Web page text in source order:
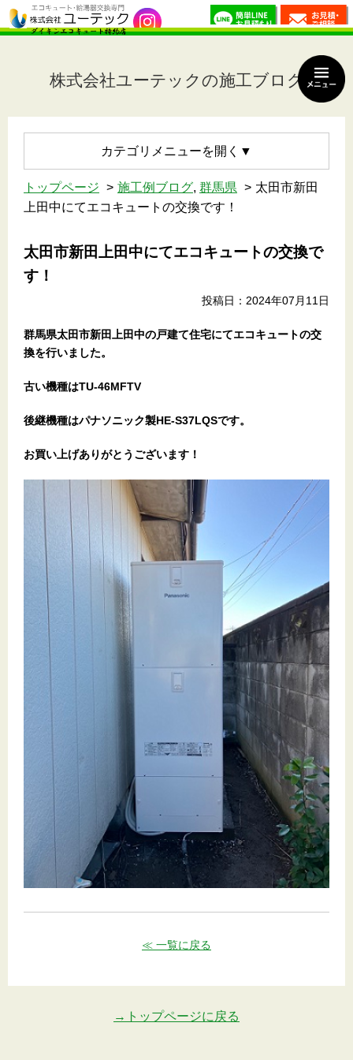
株式会社ユーテックの施工ブログ
カテゴリメニュー
トップページ 施工例ブログ, 群馬県
太田市新田
上田中にてエコキュートの交換です！
太田市新田上田中にてエコキュートの交換で
す！
投稿日：2024年07月11日
群馬県太田市新田上田中の戸建て住宅にてエコキュートの交
換を行いました。
古い機種はTU-46MFTV
後継機種はパナソニック製HE-S37LQSです。
お買い上げありがとうございます！
≪ 一覧に戻る
→トップページに戻る